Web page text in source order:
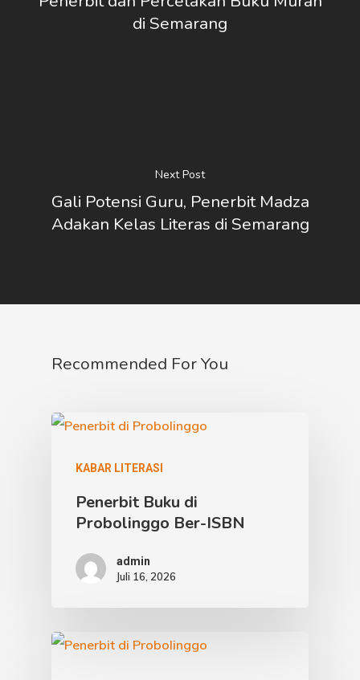
di Semarang
Next Post
Gali Potensi Guru, Penerbit Madza
Adakan Kelas Literas di Semarang
Recommended For You
KABAR LITERASI
Penerbit Buku di
Probolinggo Ber-ISBN
admin
Juli 16, 2026
PROFILE
KONTAK